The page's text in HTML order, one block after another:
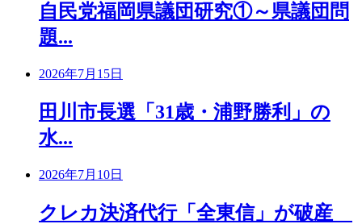
自民党福岡県議団研究①～県議団問
題...
2026年7月15日
田川市長選「31歳・浦野勝利」の
水...
2026年7月10日
クレカ決済代行「全東信」が破産